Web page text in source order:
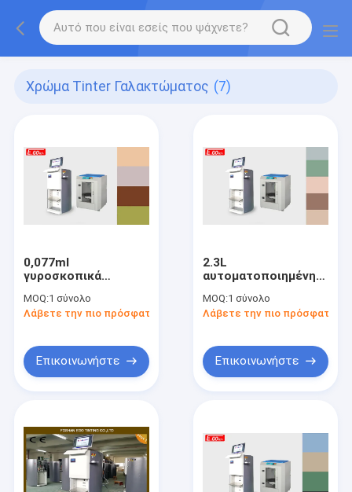
Χρώμα Tinter Γαλακτώματος (7)
0,077ml
γυροσκοπικά
αναμικτών
χρωμάτων Tinter
γαλακτώματος
MOQ:1 σύνολο
Λάβετε την πιο πρόσφατη τιμή
Επικοινωνήστε
2.3L
αυτοματοποιημένη
χρώματος χρωμάτων
γαλακτώματος
κουτιών Tinter
MOQ:1 σύνολο
Λάβετε την πιο πρόσφατη
Επικοινωνήστε